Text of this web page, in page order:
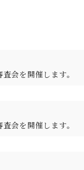
会を開催します。
会を開催します。